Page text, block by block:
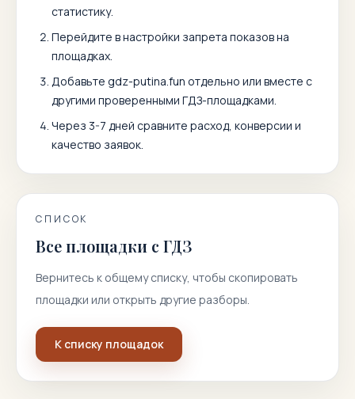
статистику.
Перейдите в настройки запрета показов на
площадках.
Добавьте gdz-putina.fun отдельно или вместе с
другими проверенными ГДЗ-площадками.
Через 3-7 дней сравните расход, конверсии и
качество заявок.
СПИСОК
Все площадки с ГДЗ
Вернитесь к общему списку, чтобы скопировать
площадки или открыть другие разборы.
К списку площадок